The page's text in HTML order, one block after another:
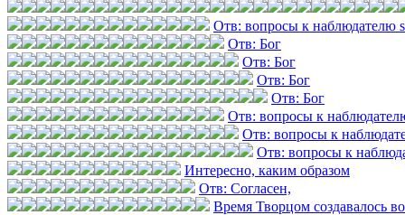
Отв: вопросы к наблюдателю
Отв: Бог
Отв: Бог
Отв: Бог
Отв: Бог
Отв: вопросы к
Отв: вопросы к
Отв: вопросы к
Интересно, каким образом
Отв: Согласен,
Время Творцом создавалось